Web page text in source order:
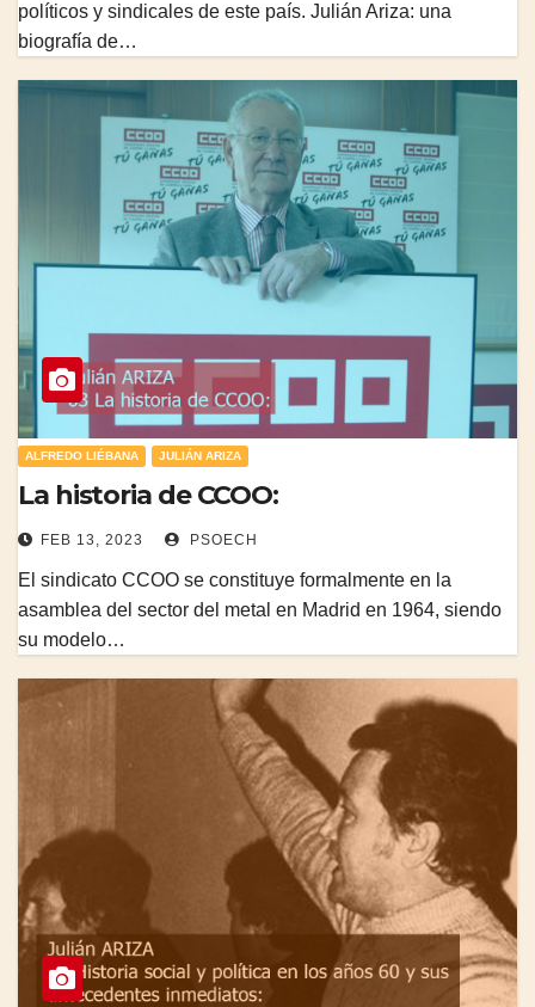
políticos y sindicales de este país. Julián Ariza: una
biografía de…
ALFREDO LIÉBANA JULIÁN ARIZA
La historia de CCOO:
FEB 13, 2023 PSOECH
El sindicato CCOO se constituye formalmente en la
asamblea del sector del metal en Madrid en 1964, siendo
su modelo…